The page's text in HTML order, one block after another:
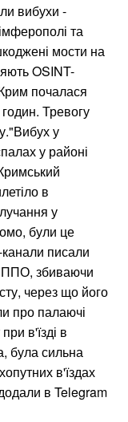
вибухи -
та
мости на
OSINT-
почалася
годин. Тревогу
у
у районі
в
у
були це
писали
збиваючи
через що його
про палаючі
в'їзді в
була сильна
в'їздах
в Telegram